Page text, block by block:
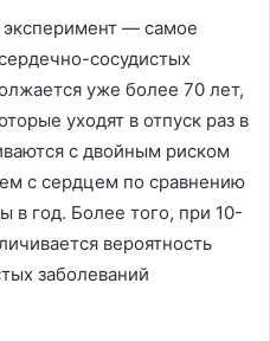
— самое
сосудистых
уже более 70 лет,
уходят в отпуск раз в
с двойным риском
с сердцем по сравнению
в год. Более того, при 10-
вероятность
заболеваний